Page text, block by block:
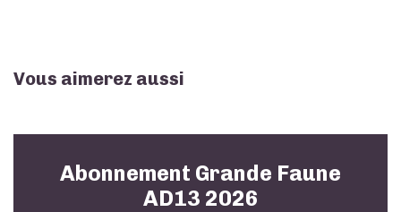
Vous aimerez aussi
Abonnement Grande Faune
AD13 2026